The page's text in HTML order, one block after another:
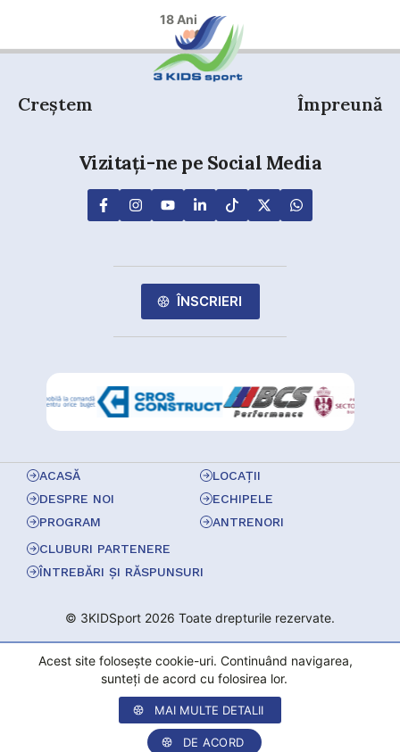
18 Ani
Creștem Împreună
Vizitați-ne pe Social Media
ÎNSCRIERI
© 3KIDSport 2026 Toate drepturile rezervate.
ACASĂ
DESPRE NOI
PROGRAM
LOCAȚII
ECHIPELE
ANTRENORI
CLUBURI PARTENERE
ÎNTREBĂRI ȘI RĂSPUNSURI
Acest site folosește cookie-uri. Continuând navigarea,
sunteți de acord cu folosirea lor.
MAI MULTE DETALII
DE ACORD